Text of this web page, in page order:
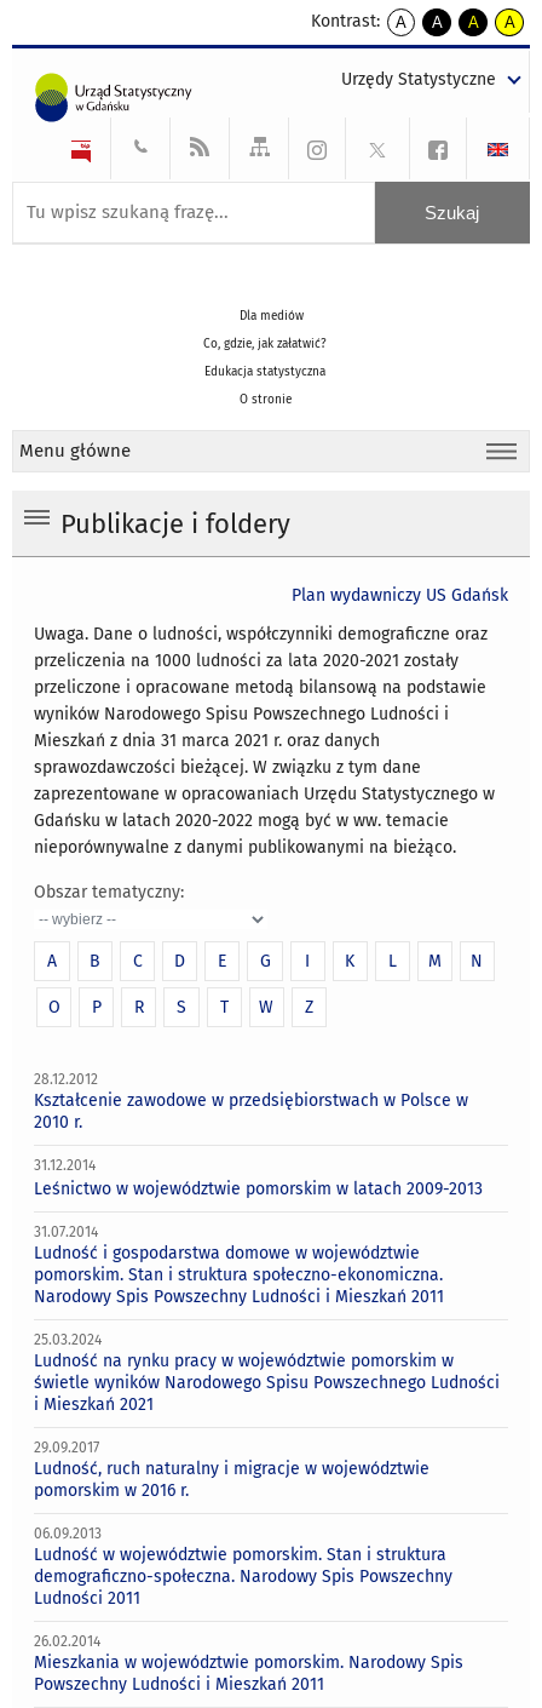
Kontrast:
A
kontrast
A
kontrast
tekst
czarnym
A
kontrast
tekst
czarnym
A
tekst
żółtym
Urzędy Statystyczne
Dla mediów
Co, gdzie, jak załatwić?
Edukacja statystyczna
O stronie
Menu główne
Publikacje i foldery
Plan wydawniczy US Gdańsk
Uwaga. Dane o ludności, współczynniki demograficzne oraz
przeliczenia na 1000 ludności za lata 2020-2021 zostały
przeliczone i opracowane metodą bilansową na podstawie
wyników Narodowego Spisu Powszechnego Ludności i
Mieszkań z dnia 31 marca 2021 r. oraz danych
sprawozdawczości bieżącej. W związku z tym dane
zaprezentowane w opracowaniach Urzędu Statystycznego w
Gdańsku w latach 2020-2022 mogą być w ww. temacie
nieporównywalne z danymi publikowanymi na bieżąco.
Obszar tematyczny:
A B C D E G I K L M N
O P R S T W Z
28.12.2012
Kształcenie zawodowe w przedsiębiorstwach w Polsce w
2010 r.
31.12.2014
Leśnictwo w województwie pomorskim w latach 2009-2013
31.07.2014
Ludność i gospodarstwa domowe w województwie
pomorskim. Stan i struktura społeczno-ekonomiczna.
Narodowy Spis Powszechny Ludności i Mieszkań 2011
25.03.2024
Ludność na rynku pracy w województwie pomorskim w
świetle wyników Narodowego Spisu Powszechnego Ludności
i Mieszkań 2021
29.09.2017
Ludność, ruch naturalny i migracje w województwie
pomorskim w 2016 r.
06.09.2013
Ludność w województwie pomorskim. Stan i struktura
demograficzno-społeczna. Narodowy Spis Powszechny
Ludności 2011
26.02.2014
Mieszkania w województwie pomorskim. Narodowy Spis
Powszechny Ludności i Mieszkań 2011